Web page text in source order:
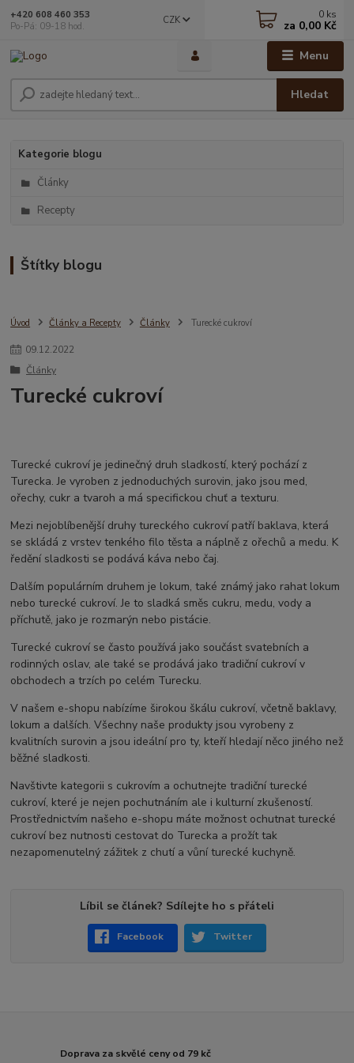
Menu
CZK
Hledat
+420 608 460 353
Po-Pá: 09-18 hod.
0 ks
za 0,00 Kč
Kategorie blogu
Články
Recepty
Štítky blogu
Úvod Články a Recepty Články Turecké cukroví
09.12.2022
Články
Turecké cukroví
Turecké cukroví je jedinečný druh sladkostí, který pochází z
Turecka. Je vyroben z jednoduchých surovin, jako jsou med,
ořechy, cukr a tvaroh a má specifickou chuť a texturu.
Mezi nejoblíbenější druhy tureckého cukroví patří baklava, která
se skládá z vrstev tenkého filo těsta a náplně z ořechů a medu. K
ředění sladkosti se podává káva nebo čaj.
Dalším populárním druhem je lokum, také známý jako rahat lokum
nebo turecké cukroví. Je to sladká směs cukru, medu, vody a
příchutě, jako je rozmarýn nebo pistácie.
Turecké cukroví se často používá jako součást svatebních a
rodinných oslav, ale také se prodává jako tradiční cukroví v
obchodech a trzích po celém Turecku.
V našem e-shopu nabízíme širokou škálu cukroví, včetně baklavy,
lokum a dalších. Všechny naše produkty jsou vyrobeny z
kvalitních surovin a jsou ideální pro ty, kteří hledají něco jiného než
běžné sladkosti.
Navštivte kategorii s cukrovím a ochutnejte tradiční turecké
cukroví, které je nejen pochutnáním ale i kulturní zkušeností.
Prostřednictvím našeho e-shopu máte možnost ochutnat turecké
cukroví bez nutnosti cestovat do Turecka a prožít tak
nezapomenutelný zážitek z chutí a vůní turecké kuchyně.
Líbil se článek? Sdílejte ho s přáteli
Facebook Twitter
Doprava za skvělé ceny od 79 kč